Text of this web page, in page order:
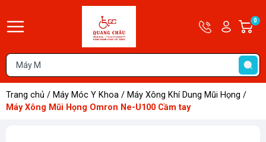
HotlineTài
khoản
Khách
0
Trang chủ / Máy Móc Y Khoa / Máy Xông Khí Dung Mũi Họng /
Máy Xông Mũi Họng Omron Ne-U100 Cầm tay